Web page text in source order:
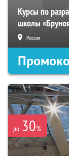
Курсы по
школы
Россия
до 30%